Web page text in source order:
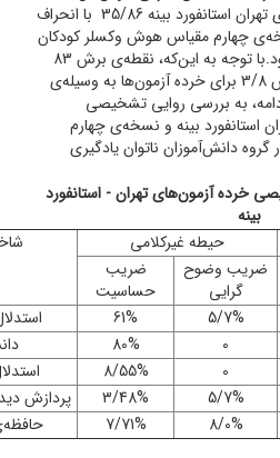
مقیاس با استفاده از هوش‌آزمای تهران استانفورد بینه 35/86 با انحراف
از نسخه‌ی چهارم مقیاس هوش وکسلر کودکان
27/91 با انحراف معیار 38/4 بود.با توجه به این‌که، نقطه‌ی برش 83
برای هوش‌بهرها و نقطه‌ی برش 3/8 برای خرده آزمون‌ها به وسیله‌ی
به بررسی روایی تشخیصی
بینه و نسخه‌ی چهارم
دانش‌آموزان ناتوان یادگیری
خرده آزمون‌های تهران - استانفورد
بینه
حیطه غیرکلامی
ضریب وضوح
گرایی
ضریب
حساسیت
5/7%
61%
0
80%
0
8/55%
5/7%
3/48%
پردازش
8/0%
7/71%